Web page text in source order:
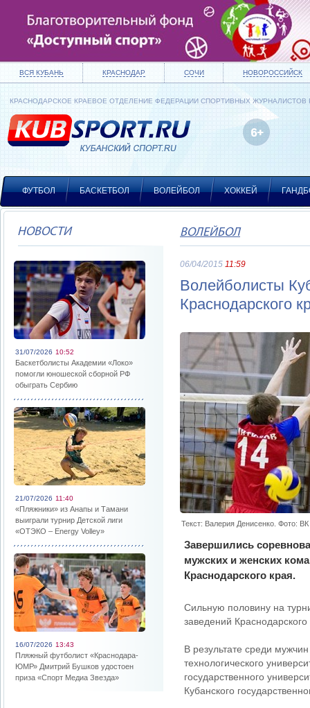
ВСЯ КУБАНЬ КРАСНОДАР СОЧИ НОВОРОССИЙСК
КРАСНОДАРСКОЕ КРАЕВОЕ ОТДЕЛЕНИЕ ФЕДЕРАЦИИ СПОРТИВНЫХ ЖУРНАЛИСТОВ
ФУТБОЛ БАСКЕТБОЛ ВОЛЕЙБОЛ ХОККЕЙ
НОВОСТИ
31/07/2026 10:52
Баскетболисты Академии «Локо»
помогли юношеской сборной РФ
обыграть Сербию
21/07/2026 11:40
«Пляжники» из Анапы и Тамани
выиграли турнир Детской лиги
«ОТЭКО – Energy Volley»
16/07/2026 13:43
Пляжный футболист «Краснодара-
ЮМР» Дмитрий Бушков удостоен
приза «Спорт Медиа Звезда»
ВОЛЕЙБОЛ
06/04/2015 11:59
Волейболисты
Краснодарского
Текст: Валерия Денисенко. Фото:
Завершились
мужских и женских
Краснодарского края.
Сильную половину на
заведений
В результате среди
технологического
государственного
Кубанского